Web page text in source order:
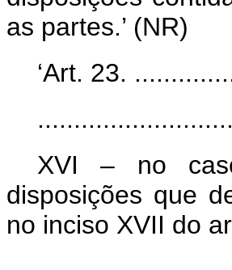
as partes.’ (NR)
‘Art. 23.
XVI – no
disposições que
no inciso XVII do